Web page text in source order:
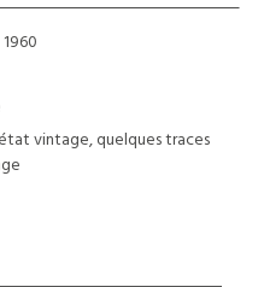
vintage, quelques traces